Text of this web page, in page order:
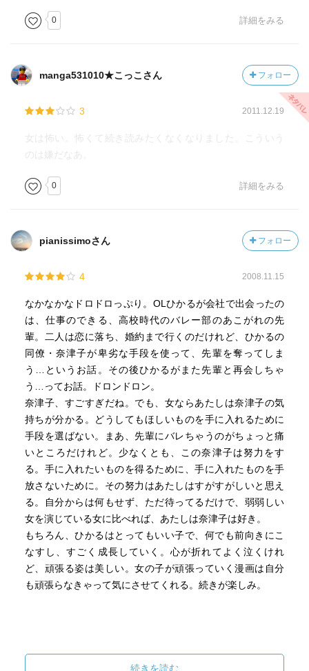
0 詳細をみる
manga531010★こっこさん フォロー
3 2011.12.19
女は怖い。怖くて続き読みたくなくなりました。こういう
のは嫌だなあ。
0 詳細をみる
pianissimoさん フォロー
4 2008.11.15
なかなかなドロドロっぷり。OLひかるが会社で出会ったの
は、仕事のできる、高校時代のバレー部のあこがれの先
輩。二人は恋に落ち、婚約まで行くのだけれど、ひかるの
同僚・奈津子が卑劣な手段を使って、先輩を奪ってしま
う…というお話。その後ひかるがまた先輩と再会しちゃ
う…ってお話。ドロンドロン。
奈津子、すごすぎだね。でも、女ならあたしは奈津子の気
持ちが分かる。どうしてもほしいものを手に入れるために
手段を選ばない。まあ、先輩にバレちゃうのがちょっと痛
いところだけれど。少なくとも、この奈津子は努力をす
る。手に入れたいものを得るために、手に入れたものを手
放さないために。その努力はあたしはすがすがしいと思え
る。自分からは何もせず、ただ待ってるだけで、弱弱しい
女を演じている女に比べれば、あたしは奈津子は好き。
もちろん、ひかるはとってもいい子で、何でも前向きにこ
なすし、すごく成長していく。心が折れてよく泣くけれ
ど、頑張る姿は美しい。女の子が頑張っていく漫画は自分
も頑張らなきゃって気にさせてくれる。続きが楽しみ。
続きを読む